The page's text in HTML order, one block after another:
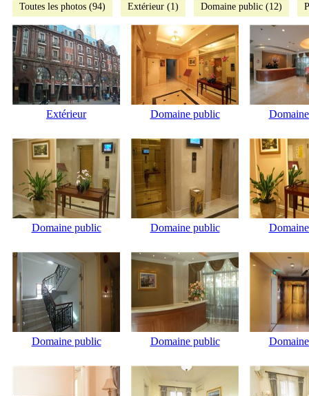
Toutes les photos (94) Extérieur (1) Domaine public (12)
Extérieur Domaine public
Domaine public Domaine public
Domaine public Domaine public